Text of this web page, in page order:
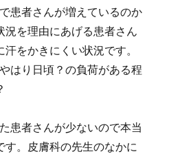
患者さんが増えているのか
況を理由にあげる患者さん
をかきにくい状況です。
はり日頃？の負荷がある程
患者さんが少ないので本当
す。皮膚科の先生のなかに